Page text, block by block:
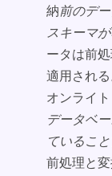
納前のデ
スキーマ
ータは前
適用され
オンライト
データベ
ていること
前処理と変